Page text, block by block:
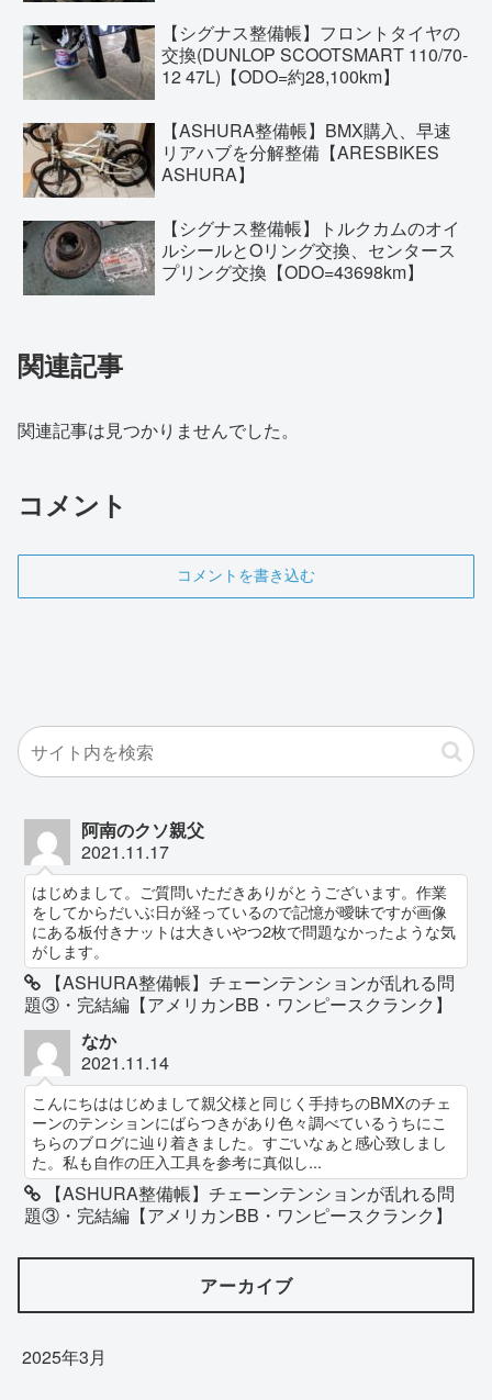
【シグナス整備帳】フロントタイヤの
交換(DUNLOP SCOOTSMART 110/70-
12 47L)【ODO=約28,100km】
【ASHURA整備帳】BMX購入、早速
リアハブを分解整備【ARESBIKES
ASHURA】
【シグナス整備帳】トルクカムのオイ
ルシールとOリング交換、センタース
プリング交換【ODO=43698km】
関連記事
関連記事は見つかりませんでした。
コメント
コメントを書き込む
阿南のクソ親父
2021.11.17
はじめまして。ご質問いただきありがとうございます。作業
をしてからだいぶ日が経っているので記憶が曖昧ですが画像
にある板付きナットは大きいやつ2枚で問題なかったような気
がします。
【ASHURA整備帳】チェーンテンションが乱れる問
題③・完結編【アメリカンBB・ワンピースクランク】
なか
2021.11.14
こんにちははじめまして親父様と同じく手持ちのBMXのチェ
ーンのテンションにばらつきがあり色々調べているうちにこ
ちらのブログに辿り着きました。すごいなぁと感心致しまし
た。私も自作の圧入工具を参考に真似し...
【ASHURA整備帳】チェーンテンションが乱れる問
題③・完結編【アメリカンBB・ワンピースクランク】
アーカイブ
2025年3月